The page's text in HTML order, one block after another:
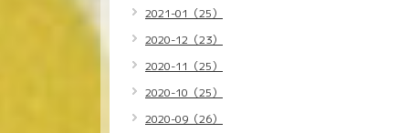
2021-01（25）
2020-12（23）
2020-11（25）
2020-10（25）
2020-09（26）